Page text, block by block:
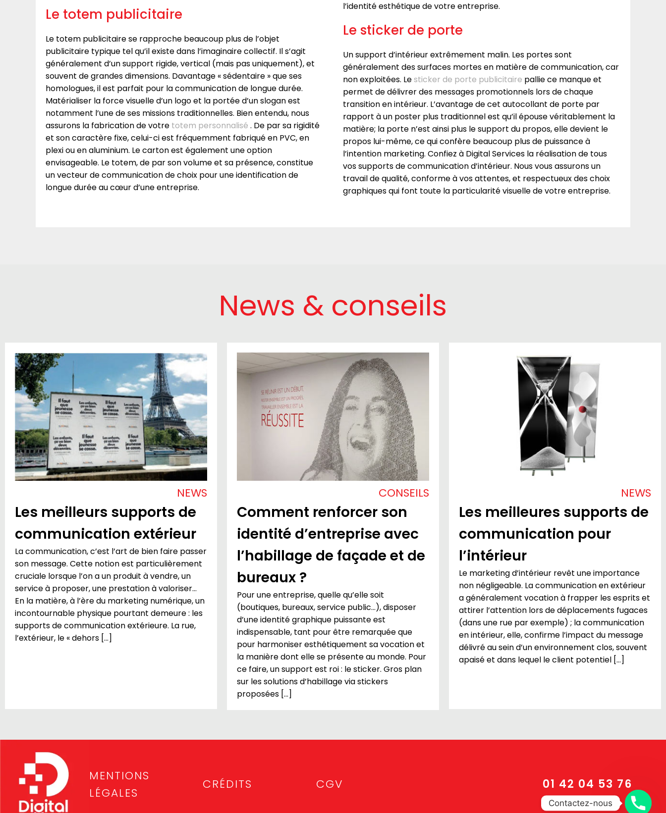
Le totem publicitaire
Le totem publicitaire se rapproche beaucoup plus de l’objet
publicitaire typique tel qu’il existe dans l’imaginaire collectif. Il s’agit
généralement d’un support rigide, vertical (mais pas uniquement), et
souvent de grandes dimensions. Davantage « sédentaire » que ses
homologues, il est parfait pour la communication de longue durée.
Matérialiser la force visuelle d’un logo et la portée d’un slogan est
notamment l’une de ses missions traditionnelles. Bien entendu, nous
assurons la fabrication de votre totem personnalisé . De par sa rigidité
et son caractère fixe, celui-ci est fréquemment fabriqué en PVC, en
plexi ou en aluminium. Le carton est également une option
envisageable. Le totem, de par son volume et sa présence, constitue
un vecteur de communication de choix pour une identification de
longue durée au cœur d’une entreprise.
l’identité esthétique de votre entreprise.
Le sticker de porte
Un support d’intérieur extrêmement malin. Les portes sont
généralement des surfaces mortes en matière de communication, car
non exploitées. Lesticker de porte publicitaire pallie ce manque et
permet de délivrer des messages promotionnels lors de chaque
transition en intérieur. L’avantage de cet autocollant de porte par
rapport à un poster plus traditionnel est qu’il épouse véritablement la
matière; la porte n’est ainsi plus le support du propos, elle devient le
propos lui-même, ce qui confère beaucoup plus de puissance à
l’intention marketing. Confiez à Digital Services la réalisation de tous
vos supports de communication d’intérieur. Nous vous assurons un
travail de qualité, conforme à vos attentes, et respectueux des choix
graphiques qui font toute la particularité visuelle de votre entreprise.
News & conseils
NEWS
Les meilleurs supports de
communication extérieur
La communication, c’est l’art de bien faire passer
son message. Cette notion est particulièrement
cruciale lorsque l’on a un produit à vendre, un
service à proposer, une prestation à valoriser…
En la matière, à l’ère du marketing numérique, un
incontournable physique pourtant demeure : les
supports de communication extérieure. La rue,
l’extérieur, le « dehors […]
CONSEILS
Comment renforcer son
identité d’entreprise avec
l’habillage de façade et de
bureaux ?
Pour une entreprise, quelle qu’elle soit
(boutiques, bureaux, service public…), disposer
d’une identité graphique puissante est
indispensable, tant pour être remarquée que
pour harmoniser esthétiquement sa vocation et
la manière dont elle se présente au monde. Pour
ce faire, un support est roi : le sticker. Gros plan
sur les solutions d’habillage via stickers
proposées […]
NEWS
Les meilleures supports de
communication pour
l’intérieur
Le marketing d’intérieur revêt une importance
non négligeable. La communication en extérieur
a généralement vocation à frapper les esprits et
attirer l’attention lors de déplacements fugaces
(dans une rue par exemple) ; la communication
en intérieur, elle, confirme l’impact du message
délivré au sein d’un environnement clos, souvent
apaisé et dans lequel le client potentiel […]
MENTIONS
LÉGALES
CRÉDITS CGV 01 42 04 53 76
Contactez-nous